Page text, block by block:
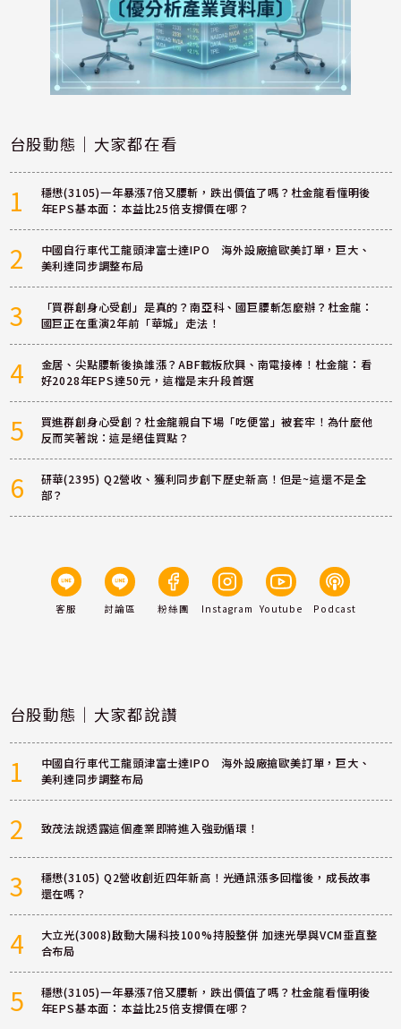
台股動態｜大家都在看
1
穩懋(3105)一年暴漲7倍又腰斬，跌出價值了嗎？杜金龍看懂明後
年EPS基本面：本益比25倍支撐價在哪？
2
中國自行車代工龍頭津富士達IPO 海外設廠搶歐美訂單，巨大、
美利達同步調整布局
3
「買群創身心受創」是真的？南亞科、國巨腰斬怎麼辦？杜金龍：
國巨正在重演2年前「華城」走法！
4
金居、尖點腰斬後換誰漲？ABF載板欣興、南電接棒！杜金龍：看
好2028年EPS達50元，這檔是末升段首選
5
買進群創身心受創？杜金龍親自下場「吃便當」被套牢！為什麼他
反而笑著說：這是絕佳買點？
6
研華(2395) Q2營收、獲利同步創下歷史新高！但是~這還不是全
部？
客服 討論區 粉絲團 Instagram Youtube Podcast
台股動態｜大家都說讚
1
中國自行車代工龍頭津富士達IPO 海外設廠搶歐美訂單，巨大、
美利達同步調整布局
2 致茂法說透露這個產業即將進入強勁循環！
3
穩懋(3105) Q2營收創近四年新高！光通訊漲多回檔後，成長故事
還在嗎？
4
大立光(3008)啟動大陽科技100%持股整併 加速光學與VCM垂直整
合布局
5
穩懋(3105)一年暴漲7倍又腰斬，跌出價值了嗎？杜金龍看懂明後
年EPS基本面：本益比25倍支撐價在哪？